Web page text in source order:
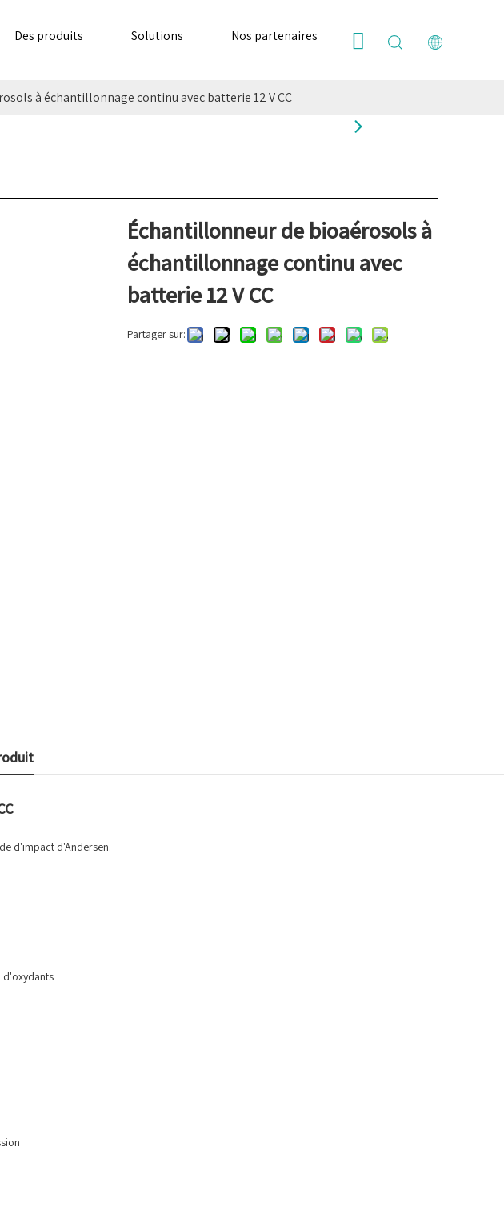
Des produits Solutions Nos partenaires Ressources
à échantillonnage continu avec batterie 12 V CC
Échantillonneur de bioaérosols à
échantillonnage continu avec
batterie 12 V CC
Partager sur:
d'impact d'Andersen.
d'oxydants